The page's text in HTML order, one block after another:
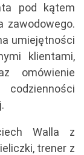
pod kątem
zawodowego.
umiejętności
klientami,
omówienie
Walla z
trener z